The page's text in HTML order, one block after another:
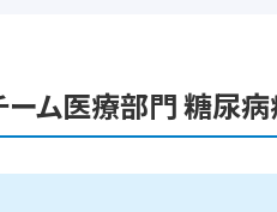
ーム医療部門 糖尿